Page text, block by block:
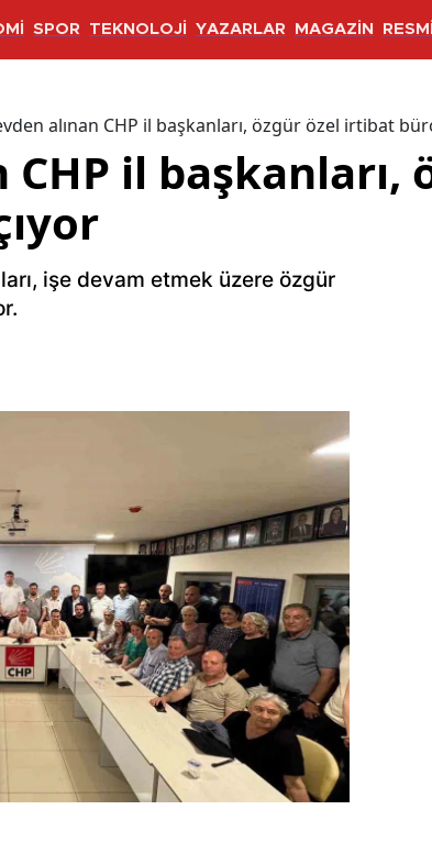
SPOR TEKNOLOJİ YAZARLAR MAGAZİN
alınan CHP il başkanları, özgür özel irtibat
CHP il başkanları,
işe devam etmek üzere özgür